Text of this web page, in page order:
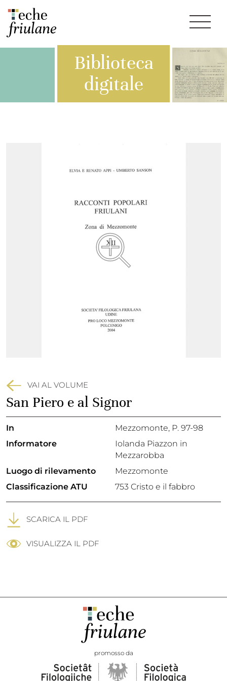
Biblioteca
digitale
VAI AL VOLUME
San Piero e al Signor
In Mezzomonte, P. 97-98
Informatore
Iolanda Piazzon in
Mezzarobba
Luogo di rilevamento
Mezzomonte
Classificazione ATU
753 Cristo e il fabbro
SCARICA IL PDF
VISUALIZZA IL PDF
promosso da